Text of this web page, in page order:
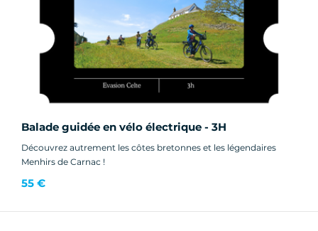
Balade guidée en vélo électrique - 3H
Découvrez autrement les côtes bretonnes et les légendaires
Menhirs de Carnac !
55 €